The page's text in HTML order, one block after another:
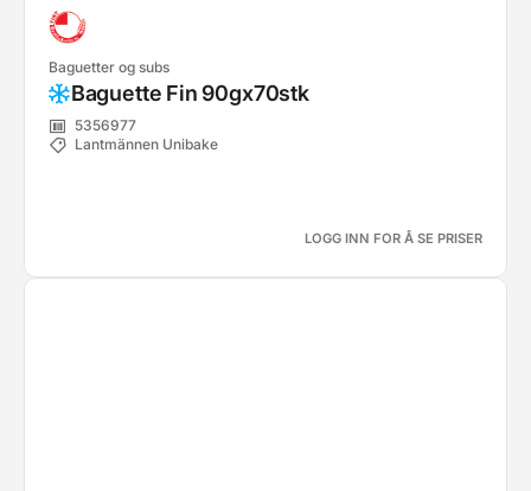
Baguetter og subs
Baguette Fin 90gx70stk
5356977
Lantmännen Unibake
LOGG INN FOR Å SE PRISER